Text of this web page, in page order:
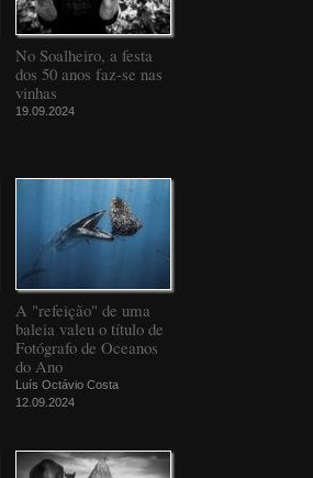
No Soalheiro, a festa
dos 50 anos faz-se nas
vinhas
19.09.2024
A "refeição" de uma
baleia valeu o título de
Fotógrafo de Oceanos
do Ano
Luís Octávio Costa
12.09.2024